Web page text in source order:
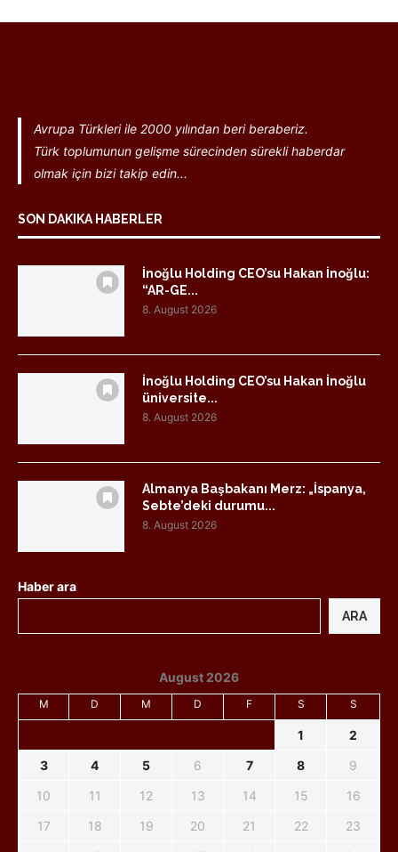
Avrupa Türkleri ile 2000 yılından beri beraberiz.
Türk toplumunun gelişme sürecinden sürekli haberdar
olmak için bizi takip edin...
SON DAKIKA HABERLER
İnoğlu Holding CEO’su Hakan İnoğlu:
“AR-GE...
8. August 2026
İnoğlu Holding CEO’su Hakan İnoğlu
üniversite...
8. August 2026
Almanya Başbakanı Merz: „İspanya,
Sebte’deki durumu...
8. August 2026
Haber ara
ARA
August 2026
M D M D F S S
1
2
3
4 5 6 7 8
9
10
11 12 13 14 15
16
17
18 19 20 21 22
23